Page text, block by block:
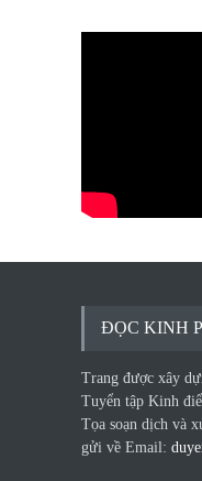
ĐỌC KINH
Trang được xây
Tuyển tập Kinh
Tọa soạn dịch và
gửi về Email: